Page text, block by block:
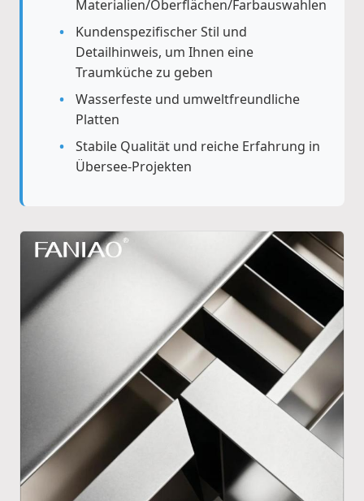
Materialien/Oberflächen/Farbauswahlen
Kundenspezifischer Stil und
Detailhinweis, um Ihnen eine
Traumküche zu geben
Wasserfeste und umweltfreundliche
Platten
Stabile Qualität und reiche Erfahrung in
Übersee-Projekten